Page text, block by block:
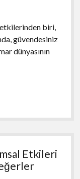
etkilerinden biri,
güvendesiniz
dünyasının
Etkileri